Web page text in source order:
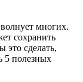
многих.
сохранить
это сделать,
5 полезных